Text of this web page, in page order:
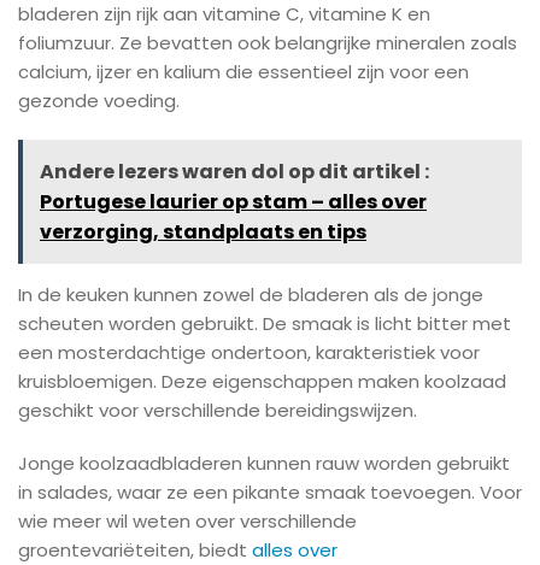
bladeren zijn rijk aan vitamine C, vitamine K en
foliumzuur. Ze bevatten ook belangrijke mineralen zoals
calcium, ijzer en kalium die essentieel zijn voor een
gezonde voeding.
Andere lezers waren dol op dit artikel :
Portugese laurier op stam – alles over
verzorging, standplaats en tips
In de keuken kunnen zowel de bladeren als de jonge
scheuten worden gebruikt. De smaak is licht bitter met
een mosterdachtige ondertoon, karakteristiek voor
kruisbloemigen. Deze eigenschappen maken koolzaad
geschikt voor verschillende bereidingswijzen.
Jonge koolzaadbladeren kunnen rauw worden gebruikt
in salades, waar ze een pikante smaak toevoegen. Voor
wie meer wil weten over verschillende
groentevariëteiten, biedt alles over